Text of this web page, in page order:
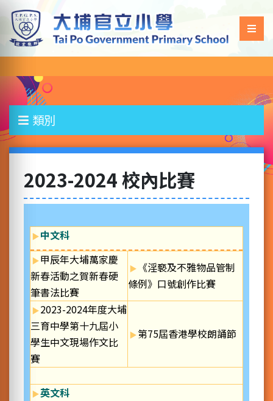
類別
2023-2024 校內比賽
中文科
甲辰年大埔萬家慶
新春活動之賀新春硬
筆書法比賽
《淫褻及不雅物品管制
條例》口號創作比賽
2023-2024年度大埔
三育中學第十九屆小
學生中文現場作文比
賽
第75屆香港學校朗誦節
英文科